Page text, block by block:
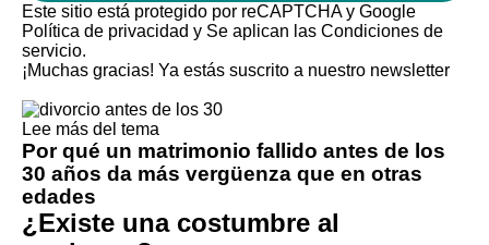
Este sitio está protegido por reCAPTCHA y Google
Política de privacidad y Se aplican las Condiciones de
servicio.
¡Muchas gracias! Ya estás suscrito a nuestro newsletter
Lee más del tema
Por qué un matrimonio fallido antes de los
30 años da más vergüenza que en otras
edades
¿Existe una costumbre al